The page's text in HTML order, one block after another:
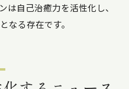
は自己治癒力を活性化し、
なる存在です。